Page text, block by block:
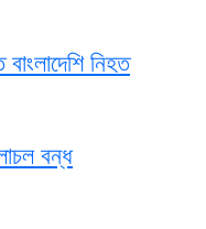
নিহত
বন্ধ